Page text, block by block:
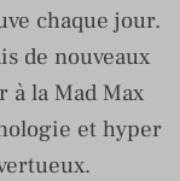
chaque jour.
de nouveaux
à la Mad Max
et hyper